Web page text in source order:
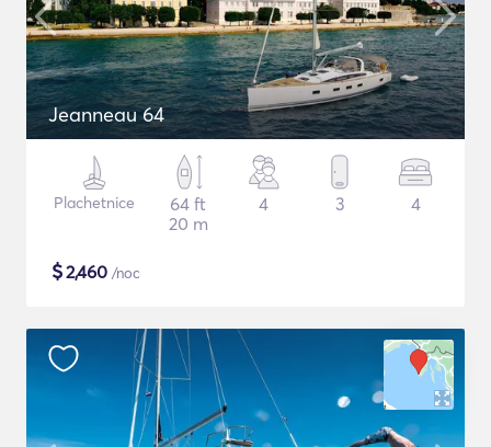
Jeanneau 64
Plachetnice
64 ft
20 m
4 3 4
$2,460 /noc